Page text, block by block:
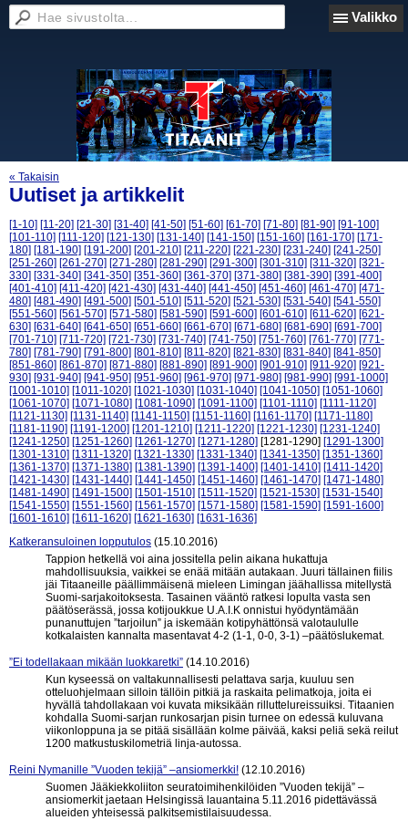
Valikko
« Takaisin
Uutiset ja artikkelit
[1-10] [11-20] [21-30] [31-40] [41-50] [51-60] [61-70] [71-80] [81-90] [91-100]
[101-110] [111-120] [121-130] [131-140] [141-150] [151-160] [161-170] [171-
180] [181-190] [191-200] [201-210] [211-220] [221-230] [231-240] [241-250]
[251-260] [261-270] [271-280] [281-290] [291-300] [301-310] [311-320] [321-
330] [331-340] [341-350] [351-360] [361-370] [371-380] [381-390] [391-400]
[401-410] [411-420] [421-430] [431-440] [441-450] [451-460] [461-470] [471-
480] [481-490] [491-500] [501-510] [511-520] [521-530] [531-540] [541-550]
[551-560] [561-570] [571-580] [581-590] [591-600] [601-610] [611-620] [621-
630] [631-640] [641-650] [651-660] [661-670] [671-680] [681-690] [691-700]
[701-710] [711-720] [721-730] [731-740] [741-750] [751-760] [761-770] [771-
780] [781-790] [791-800] [801-810] [811-820] [821-830] [831-840] [841-850]
[851-860] [861-870] [871-880] [881-890] [891-900] [901-910] [911-920] [921-
930] [931-940] [941-950] [951-960] [961-970] [971-980] [981-990] [991-1000]
[1001-1010] [1011-1020] [1021-1030] [1031-1040] [1041-1050] [1051-1060]
[1061-1070] [1071-1080] [1081-1090] [1091-1100] [1101-1110] [1111-1120]
[1121-1130] [1131-1140] [1141-1150] [1151-1160] [1161-1170] [1171-1180]
[1181-1190] [1191-1200] [1201-1210] [1211-1220] [1221-1230] [1231-1240]
[1241-1250] [1251-1260] [1261-1270] [1271-1280] [1281-1290] [1291-1300]
[1301-1310] [1311-1320] [1321-1330] [1331-1340] [1341-1350] [1351-1360]
[1361-1370] [1371-1380] [1381-1390] [1391-1400] [1401-1410] [1411-1420]
[1421-1430] [1431-1440] [1441-1450] [1451-1460] [1461-1470] [1471-1480]
[1481-1490] [1491-1500] [1501-1510] [1511-1520] [1521-1530] [1531-1540]
[1541-1550] [1551-1560] [1561-1570] [1571-1580] [1581-1590] [1591-1600]
[1601-1610] [1611-1620] [1621-1630] [1631-1636]
Katkeransuloinen lopputulos (15.10.2016)
Tappion hetkellä voi aina jossitella pelin aikana hukattuja
mahdollisuuksia, vaikkei se enää mitään autakaan. Juuri tällainen fiilis
jäi Titaaneille päällimmäisenä mieleen Limingan jäähallissa mitellystä
Suomi-sarjakoitoksesta. Tasainen vääntö ratkesi lopulta vasta sen
päätöserässä, jossa kotijoukkue U.A.I.K onnistui hyödyntämään
punanuttujen ”tarjoilun” ja iskemään kotipyhättönsä valotaululle
kotkalaisten kannalta masentavat 4-2 (1-1, 0-0, 3-1) –päätöslukemat.
”Ei todellakaan mikään luokkaretki” (14.10.2016)
Kun kyseessä on valtakunnallisesti pelattava sarja, kuuluu sen
otteluohjelmaan silloin tällöin pitkiä ja raskaita pelimatkoja, joita ei
hyvällä tahdollakaan voi kuvata miksikään rilluttelureissuiksi. Titaanien
kohdalla Suomi-sarjan runkosarjan pisin turnee on edessä kuluvana
viikonloppuna ja se pitää sisällään kolme päivää, kaksi peliä sekä reilut
1200 matkustuskilometriä linja-autossa.
Reini Nymanille ”Vuoden tekijä” –ansiomerkki! (12.10.2016)
Suomen Jääkiekkoliiton seuratoimihenkilöiden ”Vuoden tekijä” –
ansiomerkit jaetaan Helsingissä lauantaina 5.11.2016 pidettävässä
alueiden yhteisessä palkitsemistilaisuudessa.